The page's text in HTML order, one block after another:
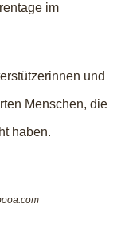
im
und
Menschen, die
haben.